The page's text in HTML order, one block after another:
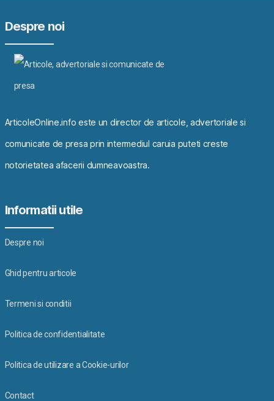
Despre noi
ArticoleOnline.info este un director de articole, advertoriale si
comunicate de presa prin intermediul caruia puteti creste
notorietatea afacerii dumneavoastra.
Informatii utile
Despre noi
Ghid pentru articole
Termeni si conditii
Politica de confidentialitate
Politica de utilizare a Cookie-urilor
Contact